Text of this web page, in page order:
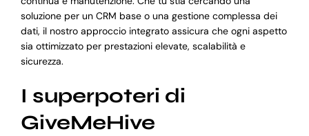
soluzione per un CRM base o una gestione complessa dei
dati, il nostro approccio integrato assicura che ogni aspetto
sia ottimizzato per prestazioni elevate, scalabilità e
sicurezza.
I superpoteri di
GiveMeHive